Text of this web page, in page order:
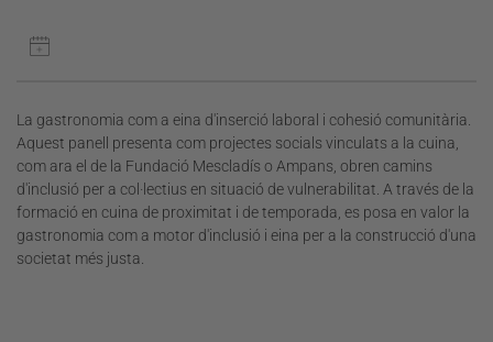
La gastronomia com a eina d'inserció laboral i cohesió comunitària.
Aquest panell presenta com projectes socials vinculats a la cuina,
com ara el de la Fundació Mescladís o Ampans, obren camins
d'inclusió per a col·lectius en situació de vulnerabilitat. A través de la
formació en cuina de proximitat i de temporada, es posa en valor la
gastronomia com a motor d'inclusió i eina per a la construcció d'una
societat més justa.